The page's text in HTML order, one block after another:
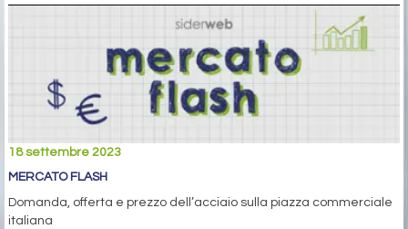
18 settembre 2023
MERCATO FLASH
Domanda, offerta e prezzo dell’acciaio sulla piazza commerciale
italiana